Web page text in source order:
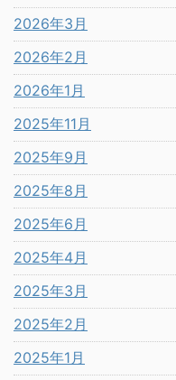
2026年3月
2026年2月
2026年1月
2025年11月
2025年9月
2025年8月
2025年6月
2025年4月
2025年3月
2025年2月
2025年1月